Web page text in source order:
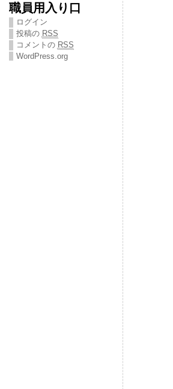
職員用入り口
ログイン
投稿の RSS
コメントの RSS
WordPress.org